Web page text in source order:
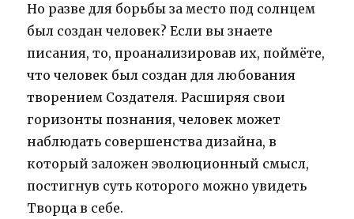
Но разве для борьбы за место под солнцем
был создан человек? Если вы знаете
писания, то, проанализировав их, поймёте,
что человек был создан для любования
творением Создателя. Расширяя свои
горизонты познания, человек может
наблюдать совершенства дизайна, в
который заложен эволюционный смысл,
постигнув суть которого можно увидеть
Творца в себе.